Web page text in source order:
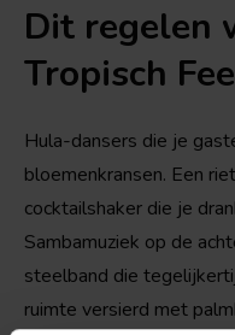
Dit regelen
Tropisch
Hula-dansers die je
bloemenkransen. Een
cocktailshaker die je
Sambamuziek op de
steelband die
ruimte versierd met